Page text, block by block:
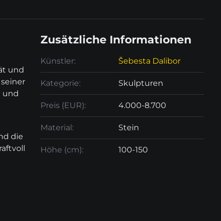
und
und
die
Zusätzliche Informationen
Künstler: Šebesta Dalibor
Kategorie: Skulpturen
Preis (EUR): 4.000-8.700
Material: Stein
Höhe (cm): 100-150